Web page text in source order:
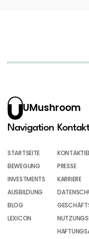
UMushroom
Navigation
STARTSEITE
BEWEGUNG
INVESTMENTS
AUSBILDUNG
BLOG
LEXICON
Kontakt
PRESSE
KARRIERE